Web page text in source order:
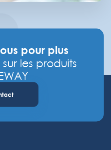
pour plus
sur les produits